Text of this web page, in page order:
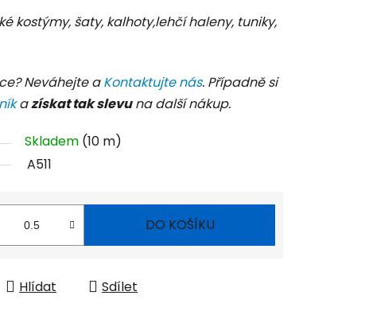
kostýmy, šaty, kalhoty,lehčí haleny, tuniky,
Neváhejte aKontaktujte nás. Případně si
azískat tak slevuna další nákup.
Skladem (10 m)
A511
DO KOŠÍKU
Hlídat Sdílet